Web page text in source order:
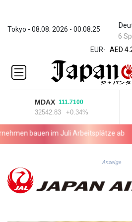
Tokyo - 08.08. 2026 - 00:08:25
6
EUR-
ZWL
AED
AED
ALL
AMD
AUD
AZN
BBD
BDT
MDAX 111.7100
32542.83 +0.34%
bauen im Juli Arbeitsplätze ab
Anzeige